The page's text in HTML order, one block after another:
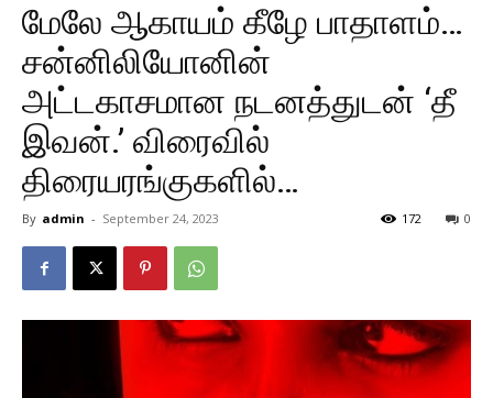
மேலே ஆகாயம் கீழே பாதாளம்…
சன்னிலியோனின்
அட்டகாசமான நடனத்துடன் ‘தீ
இவன்.’ விரைவில்
திரையரங்குகளில்…
By admin - September 24, 2023 0
172